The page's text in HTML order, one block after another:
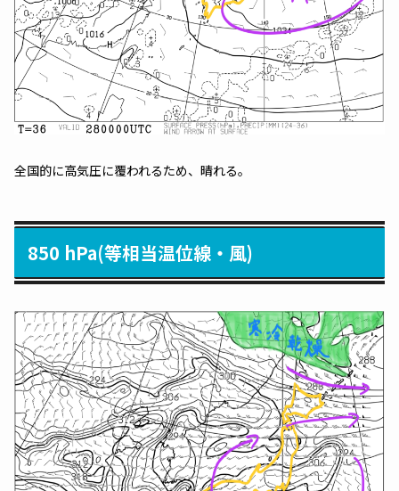
全国的に高気圧に覆われるため、晴れる。
850 hPa(等相当温位線・風)